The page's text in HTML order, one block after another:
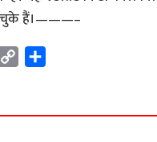
चुके हैं।———–
y
r